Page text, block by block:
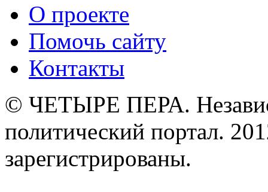
О проекте
Помочь сайту
Контакты
© ЧЕТЫРЕ ПЕРА.
политический портал.
зарегистрированы.